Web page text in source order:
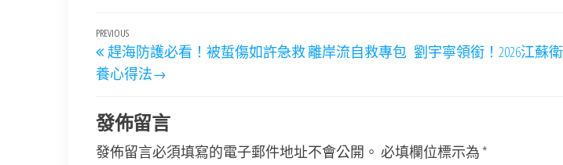
文
章
導
覽
Previous
Post
PREVIOUS
趕海防護必看！被蜇傷如許急救 離岸流自救專包
養心得法→
劉宇寧領銜！2026江蘇
發佈留言
發佈留言必須填寫的電子郵件地址不會公開。 必填欄位標示為 *